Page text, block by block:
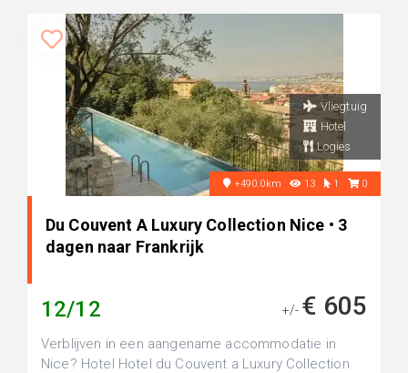
Vliegtuig
Hotel
Logies
+490.0km 13 1 0
Du Couvent A Luxury Collection Nice • 3
dagen naar Frankrijk
12/12 +/- € 605
Verblijven in een aangename accommodatie in
Nice? Hotel Hotel du Couvent a Luxury Collection